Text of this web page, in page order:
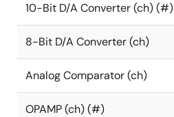
10-Bit D/A Converter (ch) (#)
8-Bit D/A Converter (ch)
Analog Comparator (ch)
OPAMP (ch) (#)